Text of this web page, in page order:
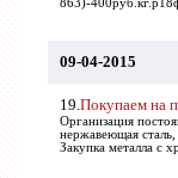
863)-
09-04-2015
19.Покупаем на
Организация
нержавеющая
Закупка металла с